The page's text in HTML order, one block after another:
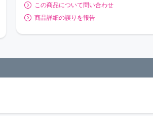
この商品について問い合わせ
商品詳細の誤りを報告